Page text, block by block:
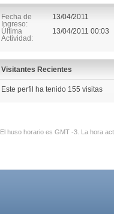
Fecha de
Ingreso
13/04/2011
Última
Actividad
13/04/2011 00:03
Visitantes Recientes
Este perfil ha tenido 155 visitas
El huso horario es GMT -3. La hora